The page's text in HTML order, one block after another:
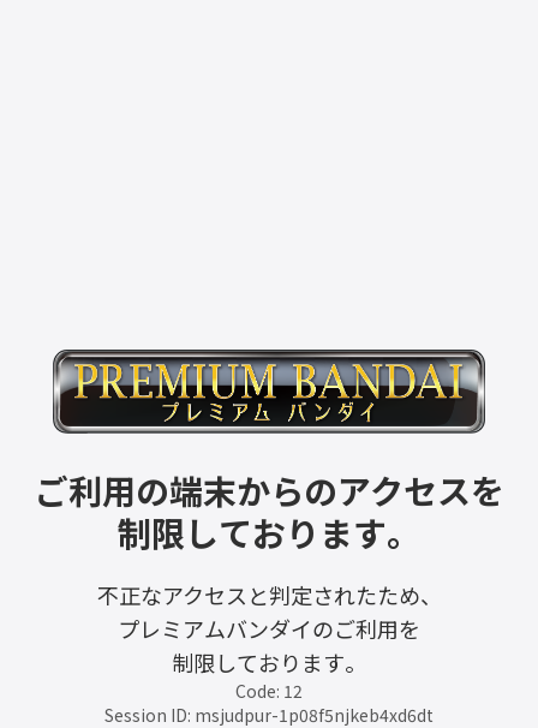
ご利用の端末からのアクセスを
制限しております。
不正なアクセスと判定されたため、
プレミアムバンダイのご利用を
制限しております。
Code: 12
Session ID: msjudpur-1p08f5njkeb4xd6dt